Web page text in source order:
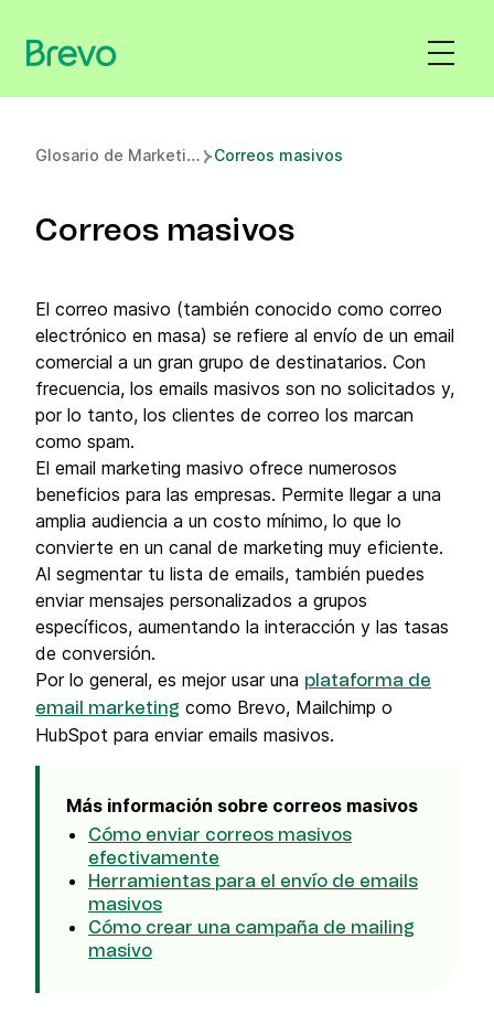
G
losario de Marketing Correos masivos
Correos masivos
El correo masivo (también conocido como correo
electrónico en masa) se refiere al envío de un email
comercial a un gran grupo de destinatarios. Con
frecuencia, los emails masivos son no solicitados y,
por lo tanto, los clientes de correo los marcan
como spam.
El email marketing masivo ofrece numerosos
beneficios para las empresas. Permite llegar a una
amplia audiencia a un costo mínimo, lo que lo
convierte en un canal de marketing muy eficiente.
Al segmentar tu lista de emails, también puedes
enviar mensajes personalizados a grupos
específicos, aumentando la interacción y las tasas
de conversión.
Por lo general, es mejor usar una plataforma de
email marketing como Brevo, Mailchimp o
HubSpot para enviar emails masivos.
Más información sobre correos masivos
Cómo enviar correos masivos
efectivamente
Herramientas para el envío de emails
masivos
Cómo crear una campaña de mailing
masivo